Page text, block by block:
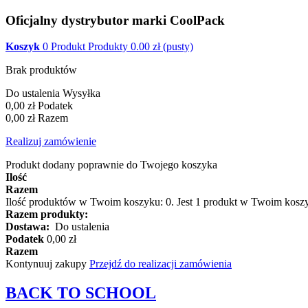
Oficjalny dystrybutor marki CoolPack
Koszyk 0 Produkt Produkty 0.00 zł (pusty)
Brak produktów
Do ustalenia Wysyłka
0,00 zł Podatek
0,00 zł Razem
Realizuj zamówienie
Produkt dodany poprawnie do Twojego koszyka
Ilość
Razem
Ilość produktów w Twoim koszyku: 0. Jest 1 produkt w Twoim
Razem produkty:
Dostawa: Do ustalenia
Podatek 0,00 zł
Razem
Kontynuuj zakupy Przejdź do realizacji zamówienia
BACK TO SCHOOL